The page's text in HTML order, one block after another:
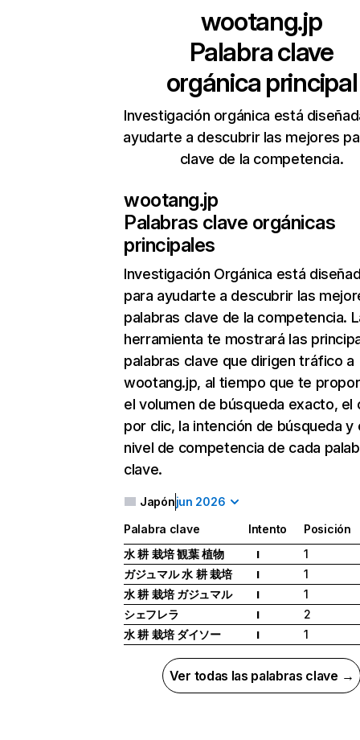
wootang.jp
Palabra clave
orgánica principal
Investigación orgánica está
ayudarte a descubrir las mejores
clave de la competencia.
wootang.jp
Palabras clave orgánicas
principales
Investigación Orgánica está
para ayudarte a descubrir las
palabras clave de la competencia.
herramienta te mostrará las
palabras clave que dirigen tráfico a
wootang.jp, al tiempo que te
el volumen de búsqueda exacto, el
por clic, la intención de búsqueda y
nivel de competencia de cada
clave.
Japónjun 2026
Palabra clave Intento
Posición
水 耕 栽培 観葉 植物
I
1
ガジュマル 水 耕 栽培
I
1
水 耕 栽培 ガジュマル
I
1
シェフレラ
I
2
水 耕 栽培 ダイソー
I 1
Ver todas las palabras clave →